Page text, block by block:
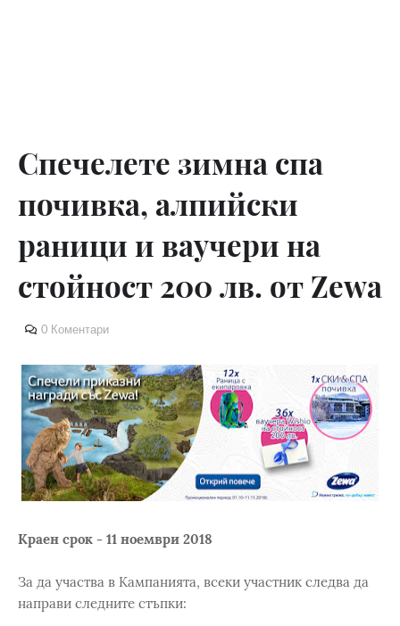
Спечелете зимна спа
почивка, алпийски
раници и ваучери на
стойност 200 лв. от Zewa
0 Коментари
Краен срок - 11 ноември 2018
За да участва в Кампанията, всеки участник следва да
направи следните стъпки: